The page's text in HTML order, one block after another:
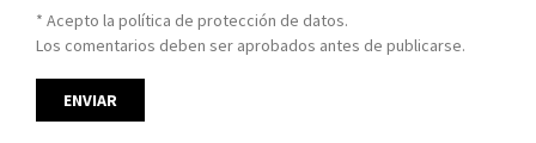
* Acepto la política de protección de datos.
Los comentarios deben ser aprobados antes de publicarse.